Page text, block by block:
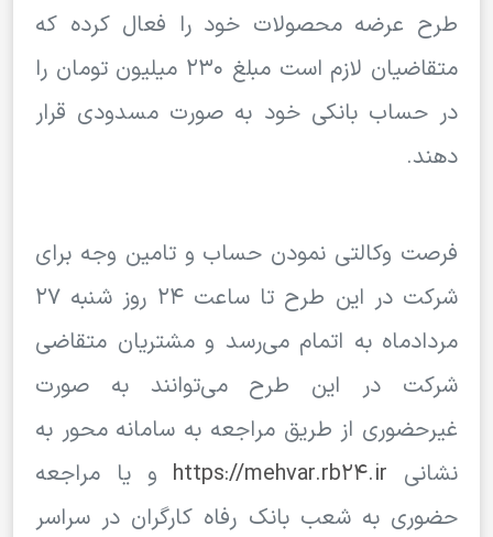
طرح عرضه محصولات خود را فعال کرده که
متقاضیان لازم است مبلغ ۲۳۰ میلیون تومان را
در حساب بانکی خود به صورت مسدودی قرار
دهند.
فرصت وکالتی نمودن حساب و تامین وجه برای
شرکت در این طرح تا ساعت 24 روز شنبه 27
مردادماه به اتمام می‌‌رسد و مشتریان متقاضی
شرکت در این طرح می‌توانند به صورت
غیرحضوری از طریق مراجعه به سامانه محور به
نشانی https://mehvar.rb24.ir و یا مراجعه
حضوری به شعب بانک رفاه کارگران در سراسر